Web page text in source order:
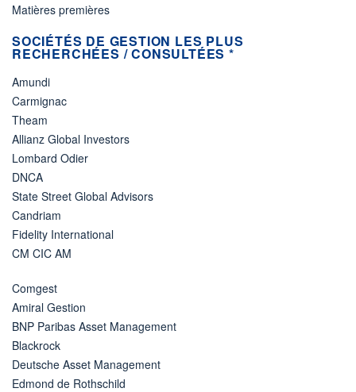
Matières premières
SOCIÉTÉS DE GESTION LES PLUS
RECHERCHÉES / CONSULTÉES *
Amundi
Carmignac
Theam
Allianz Global Investors
Lombard Odier
DNCA
State Street Global Advisors
Candriam
Fidelity International
CM CIC AM
Comgest
Amiral Gestion
BNP Paribas Asset Management
Blackrock
Deutsche Asset Management
Edmond de Rothschild